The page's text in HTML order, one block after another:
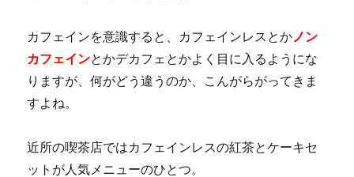
カフェインを意識すると、カフェインレスとか ノン
カフェインとかデカフェとかよく目に入るようにな
りますが、何がどう違うのか、こんがらがってきま
すよね。
近所の喫茶店ではカフェインレスの紅茶とケーキセ
ットが人気メニューのひとつ。